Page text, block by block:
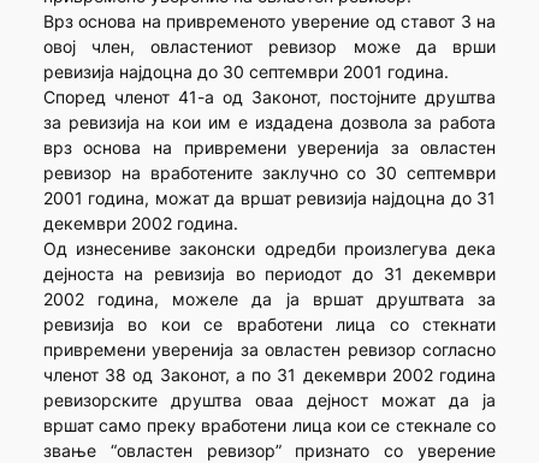
Врз основа на привременото уверение од ставот 3 на
овој член, овластениот ревизор може да врши
ревизија најдоцна до 30 септември 2001 година.
Според членот 41-а од Законот, постојните друштва
за ревизија на кои им е издадена дозвола за работа
врз основа на привремени уверенија за овластен
ревизор на вработените заклучно со 30 септември
2001 година, можат да вршат ревизија најдоцна до 31
декември 2002 година.
Од изнесениве законски одредби произлегува дека
дејноста на ревизија во периодот до 31 декември
2002 година, можеле да ја вршат друштвата за
ревизија во кои се вработени лица со стекнати
привремени уверенија за овластен ревизор согласно
членот 38 од Законот, а по 31 декември 2002 година
ревизорските друштва оваа дејност можат да ја
вршат само преку вработени лица кои се стекнале со
звање “овластен ревизор” признато со уверение